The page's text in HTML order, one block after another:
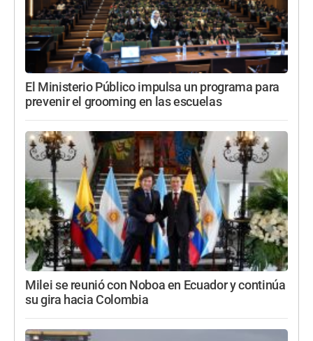
El Ministerio Público impulsa un programa para
prevenir el grooming en las escuelas
Milei se reunió con Noboa en Ecuador y continúa
su gira hacia Colombia